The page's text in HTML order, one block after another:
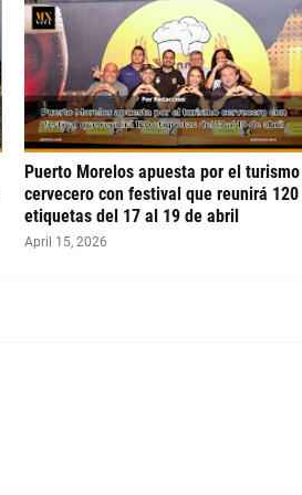
Puerto Morelos apuesta por el turismo
cervecero con festival que reunirá 120
etiquetas del 17 al 19 de abril
April 15, 2026